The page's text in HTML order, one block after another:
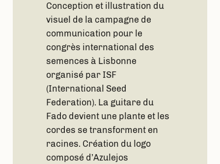
Conception et illustration du
visuel de la campagne de
communication pour le
congrès international des
semences à Lisbonne
organisé par ISF
(International Seed
Federation). La guitare du
Fado devient une plante et les
cordes se transforment en
racines. Création du logo
composé d’Azulejos